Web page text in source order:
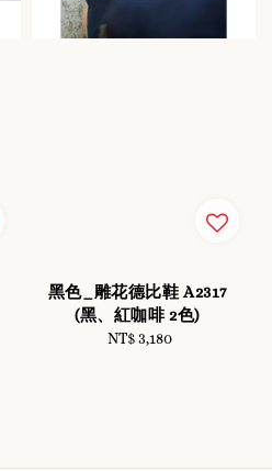
黑色_雕花德比鞋 A2317
(黑、紅咖啡 2色)
Regular
NT$ 3,180